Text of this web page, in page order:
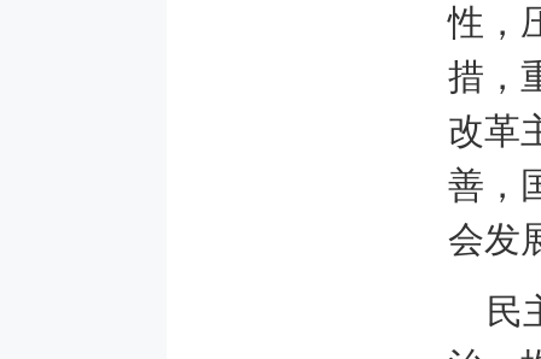
性，
措，
改革
善，
会发
民